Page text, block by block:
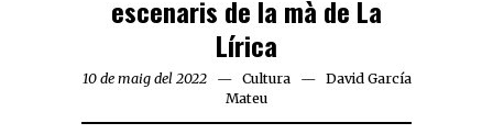
escenaris de la mà de La
Lírica
10 de maig del 2022 Cultura
David García
Mateu